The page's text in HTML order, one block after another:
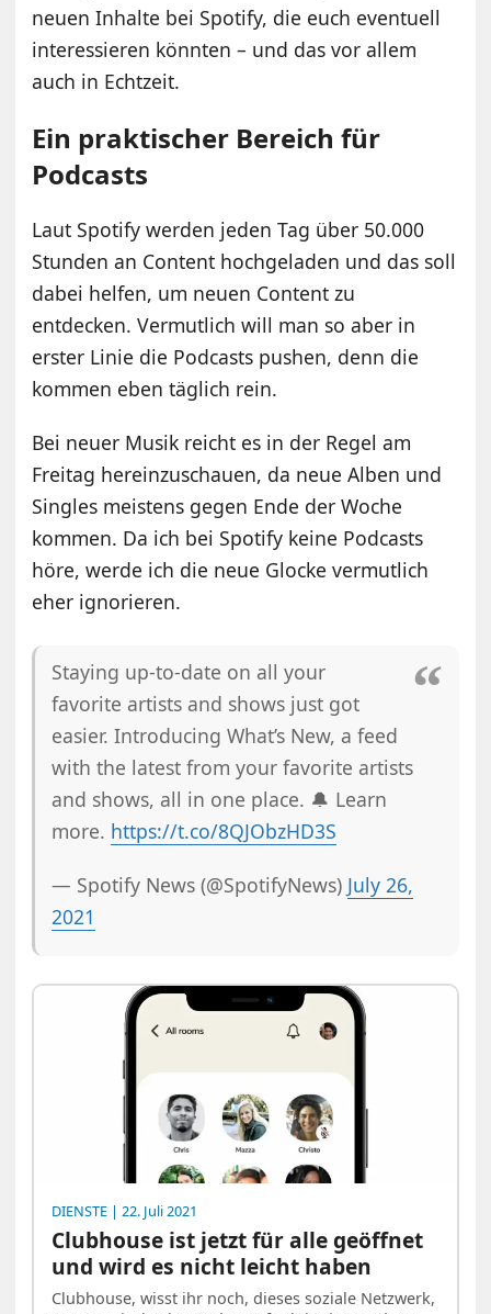
neuen Inhalte bei Spotify, die euch eventuell
interessieren könnten – und das vor allem
auch in Echtzeit.
Ein praktischer Bereich für
Podcasts
Laut Spotify werden jeden Tag über 50.000
Stunden an Content hochgeladen und das soll
dabei helfen, um neuen Content zu
entdecken. Vermutlich will man so aber in
erster Linie die Podcasts pushen, denn die
kommen eben täglich rein.
Bei neuer Musik reicht es in der Regel am
Freitag hereinzuschauen, da neue Alben und
Singles meistens gegen Ende der Woche
kommen. Da ich bei Spotify keine Podcasts
höre, werde ich die neue Glocke vermutlich
eher ignorieren.
Staying up-to-date on all your
favorite artists and shows just got
easier. Introducing What’s New, a feed
with the latest from your favorite artists
and shows, all in one place. 🔔 Learn
more. https://t.co/8QJObzHD3S
— Spotify News (@SpotifyNews) July 26,
2021
DIENSTE | 22. Juli 2021
Clubhouse ist jetzt für alle geöffnet
und wird es nicht leicht haben
Clubhouse, wisst ihr noch, dieses soziale Netzwerk,